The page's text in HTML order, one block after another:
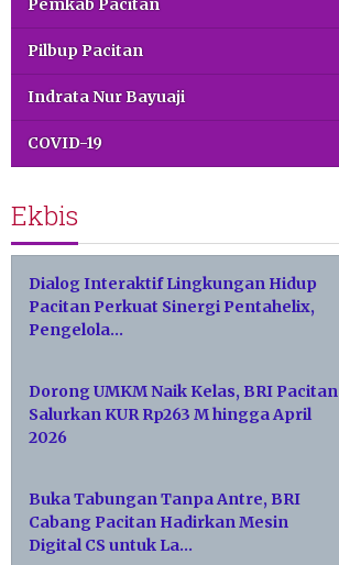
Pemkab Pacitan
Pilbup Pacitan
Indrata Nur Bayuaji
COVID-19
Ekbis
Dialog Interaktif Lingkungan Hidup
Pacitan Perkuat Sinergi Pentahelix,
Pengelola…
Dorong UMKM Naik Kelas, BRI Pacitan
Salurkan KUR Rp263 M hingga April
2026
Buka Tabungan Tanpa Antre, BRI
Cabang Pacitan Hadirkan Mesin
Digital CS untuk La…